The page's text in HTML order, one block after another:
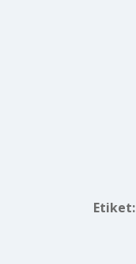
Etiket: